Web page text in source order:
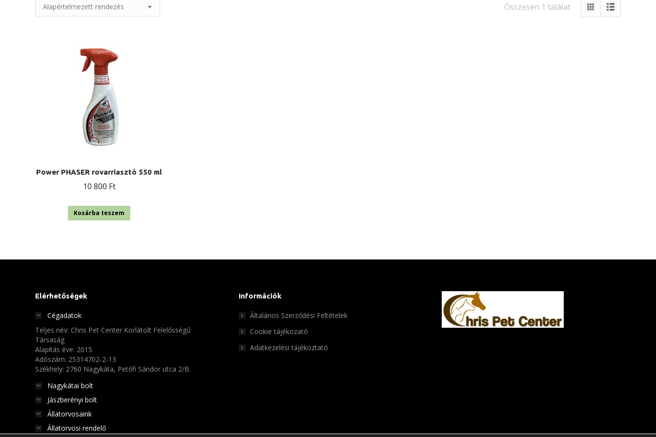
Összesen 1 találat
Power PHASER rovarriasztó 550 ml
10 800 Ft
Kosárba teszem
Elérhetőségek
Cégadatok
Teljes név: Chris Pet Center Korlátolt Felelősségű
Társaság
Alapítás éve: 2015
Adószám: 25314702-2-13
Székhely: 2760 Nagykáta, Petőfi Sándor utca 2/B.
Nagykátai bolt
Jászberényi bolt
Állatorvosaink
Állatorvosi rendelő
Információk
Általános Szerződési Feltételek
Cookie tájékozató
Adatkezelési tájékoztató